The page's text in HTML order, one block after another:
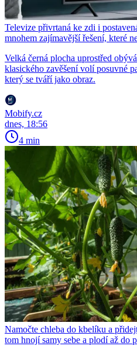
Televize přivrtaná ke zdi i
mnohem zajímavější řešení, které
Velká černá plocha uprostřed
klasického zavěšení volí posuvné
který se tváří jako obraz.
Mobify.cz
dnes, 18:56
4 min
Namočte chleba do kbelíku a
tom hnojí samy sebe a plodí až do